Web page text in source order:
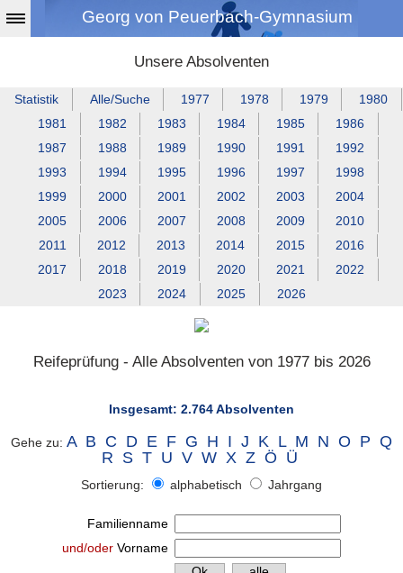
Georg von Peuerbach-Gymnasium
Unsere Absolventen
Statistik Alle/Suche 1977 1978 1979
1980
1981
1982 1983 1984 1985
1986
1987
1988 1989 1990 1991
1992
1993
1994 1995 1996 1997
1998
1999
2000 2001 2002 2003
2004
2005
2006 2007 2008 2009
2010
2011
2012 2013 2014 2015
2016
2017
2018 2019 2020 2021
2022
2023
2024 2025 2026
Reifeprüfung - Alle Absolventen von 1977 bis 2026
Insgesamt: 2.764 Absolventen
Gehe zu: A B C D E F G H I J K L M N O P Q
R S T U V W X Z Ö Ü
Sortierung: alphabetisch Jahrgang
Familienname
und/oder Vorname